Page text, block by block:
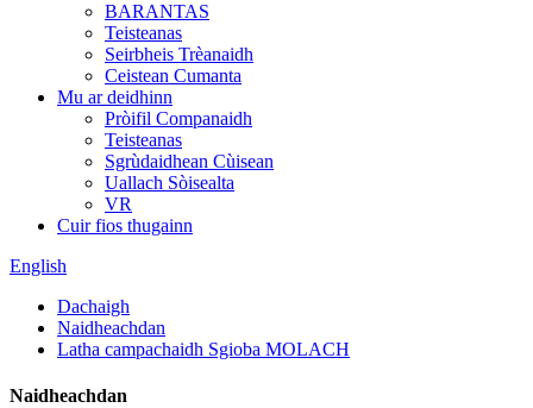
BARANTAS
Teisteanas
Seirbheis Trèanaidh
Ceistean Cumanta
Mu ar deidhinn
Pròifil Companaidh
Teisteanas
Sgrùdaidhean Cùisean
Uallach Sòisealta
VR
Cuir fios thugainn
English
Dachaigh
Naidheachdan
Latha campachaidh Sgioba MOLACH
Naidheachdan